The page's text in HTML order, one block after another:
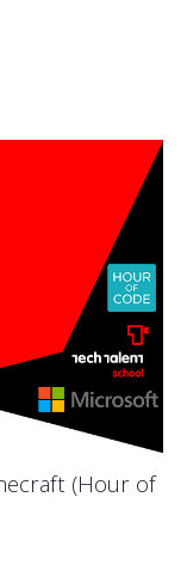
(Hour of